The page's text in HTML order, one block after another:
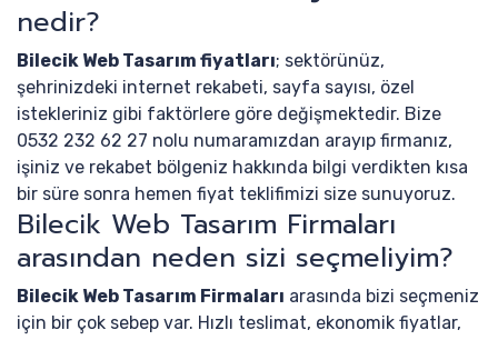
nedir?
Bilecik Web Tasarım fiyatları; sektörünüz,
şehrinizdeki internet rekabeti, sayfa sayısı, özel
istekleriniz gibi faktörlere göre değişmektedir. Bize
0532 232 62 27 nolu numaramızdan arayıp firmanız,
işiniz ve rekabet bölgeniz hakkında bilgi verdikten kısa
bir süre sonra hemen fiyat teklifimizi size sunuyoruz.
Bilecik Web Tasarım Firmaları
arasından neden sizi seçmeliyim?
Bilecik Web Tasarım Firmaları arasında bizi seçmeniz
için bir çok sebep var. Hızlı teslimat, ekonomik fiyatlar,